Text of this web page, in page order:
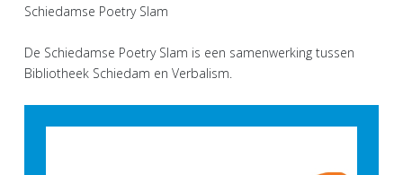
Schiedamse Poetry Slam
De Schiedamse Poetry Slam is een samenwerking tussen
Bibliotheek Schiedam en Verbalism.